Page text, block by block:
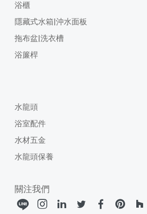
浴櫃
隱藏式水箱|沖水面板
拖布盆|洗衣槽
浴簾桿
水龍頭
浴室配件
水材五金
水龍頭保養
關注我們